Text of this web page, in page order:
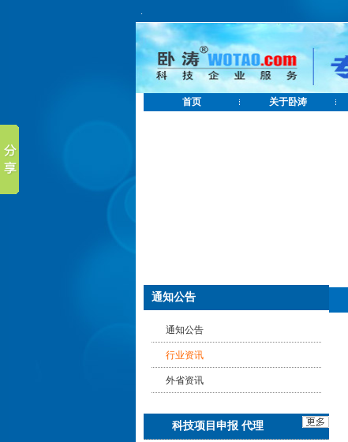
.
首页 关于卧涛
通知公告
通知公告
行业资讯
外省资讯
科技项目申报 代理